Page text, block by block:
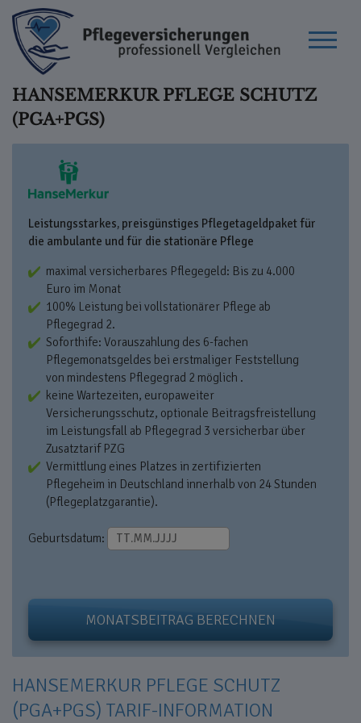
HANSEMERKUR PFLEGE SCHUTZ
(PGA+PGS)
Leistungsstarkes, preisgünstiges Pflegetageldpaket für
die ambulante und für die stationäre Pflege
maximal versicherbares Pflegegeld: Bis zu 4.000
Euro im Monat
100% Leistung bei vollstationärer Pflege ab
Pflegegrad 2.
Soforthife: Vorauszahlung des 6-fachen
Pflegemonatsgeldes bei erstmaliger Feststellung
von mindestens Pflegegrad 2 möglich .
keine Wartezeiten, europaweiter
Versicherungsschutz, optionale Beitragsfreistellung
im Leistungsfall ab Pflegegrad 3 versicherbar über
Zusatztarif PZG
Vermittlung eines Platzes in zertifizierten
Pflegeheim in Deutschland innerhalb von 24 Stunden
(Pflegeplatzgarantie).
Geburtsdatum:
MONATSBEITRAG BERECHNEN
HANSEMERKUR PFLEGE SCHUTZ
(PGA+PGS) TARIF-INFORMATION